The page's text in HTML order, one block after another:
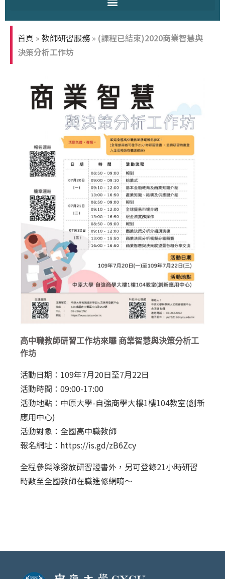
中原大學-你
知多少
首頁 » 教師研習服務 » (課程已結束)2020商業智慧與
決策分析工作坊
高中職教師研習工作坊來囉 商業智慧與決策分析工
作坊
活動日期：109年7月20日至7月22日
活動時間：09:00-17:00
活動地點：中原大學-自強商學大樓1樓104教室(創新
應用中心)
活動對象：全國高中職教師
報名網址：https://is.gd/zB6Zcy
全程參與除發放研習證書外，另可登錄21小時研習
時數至全國教師在職進修網唷～